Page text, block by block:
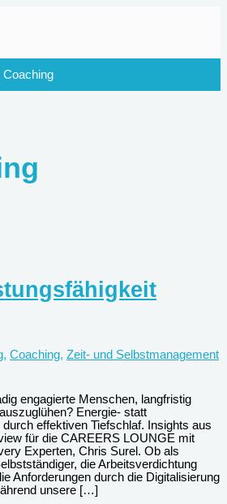
Coaching
, Coaching, Zeit- und Selbstmanagement
engagierte Menschen, langfristig
Energie- statt
effektiven Tiefschlaf. Insights aus
für die CAREERS LOUNGE mit
Experten, Chris Surel. Ob als
die Arbeitsverdichtung
Anforderungen durch die Digitalisierung
unsere […]